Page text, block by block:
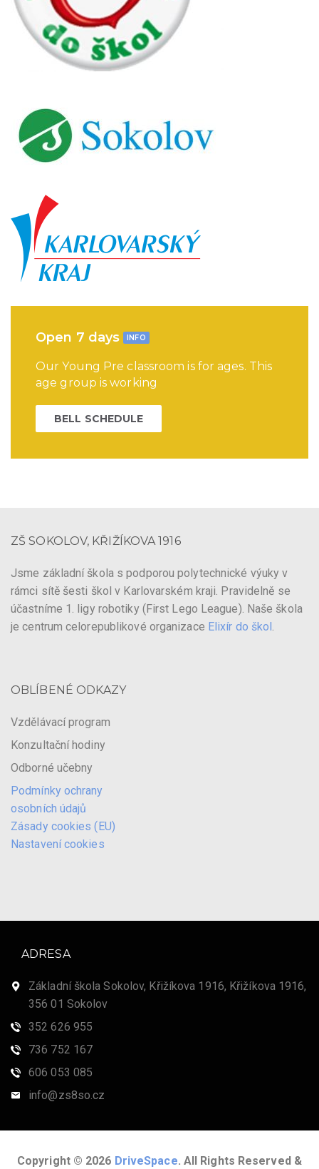
Open 7 days INFO
Our Young Pre classroom is for ages. This
age group is working
BELL SCHEDULE
ZŠ SOKOLOV, KŘIŽÍKOVA 1916
Jsme základní škola s podporou polytechnické výuky v
rámci sítě šesti škol v Karlovarském kraji. Pravidelně se
účastníme 1. ligy robotiky (First Lego League). Naše škola
je centrum celorepublikové organizace Elixír do škol .
OBLÍBENÉ ODKAZY
Vzdělávací program
Konzultační hodiny
Odborné učebny
Podmínky ochrany
osobních údajů
Zásady cookies (EU)
Nastavení cookies
ADRESA
Základní škola Sokolov, Křižíkova 1916, Křižíkova 1916,
356 01 Sokolov
352 626 955
736 752 167
606 053 085
info@zs8so.cz
Copyright © 2026 DriveSpace. All Rights Reserved &